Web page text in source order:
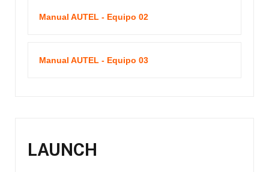
Manual AUTEL - Equipo 02
Manual AUTEL - Equipo 03
LAUNCH